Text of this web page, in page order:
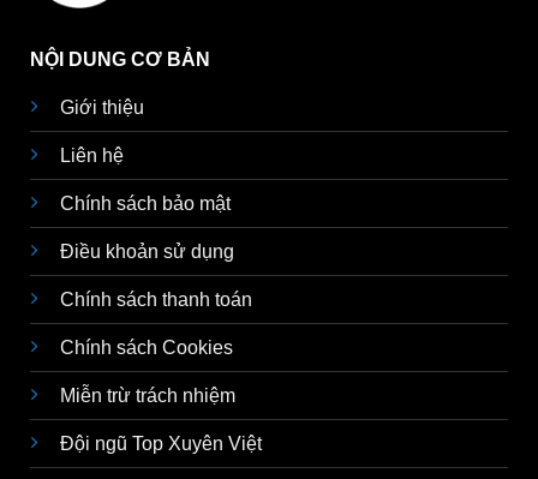
NỘI DUNG CƠ BẢN
Giới thiệu
Liên hệ
Chính sách bảo mật
Điều khoản sử dụng
Chính sách thanh toán
Chính sách Cookies
Miễn trừ trách nhiệm
Đội ngũ Top Xuyên Việt